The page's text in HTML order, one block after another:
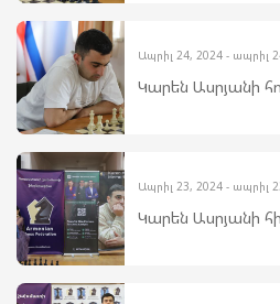
Ապրիլ 24, 2024 - ապրիլ
Կարեն Ասրյանի
Ապրիլ 23, 2024 - ապրիլ
Կարեն Ասրյանի